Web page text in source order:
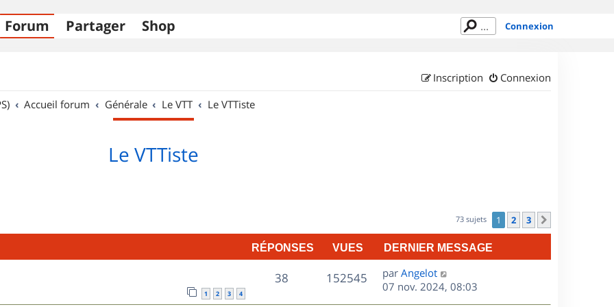
Forum Partager Shop Connexion
Connexion
Inscription
Accueil forum Générale Le VTT Le VTTiste
Le VTTiste
73 sujets 1 2 3
RÉPONSES VUES DERNIER MESSAGE
1 2 3 4
38R
é
152545V
u
D
e
par Angelot
07 nov. 2024, 08:03